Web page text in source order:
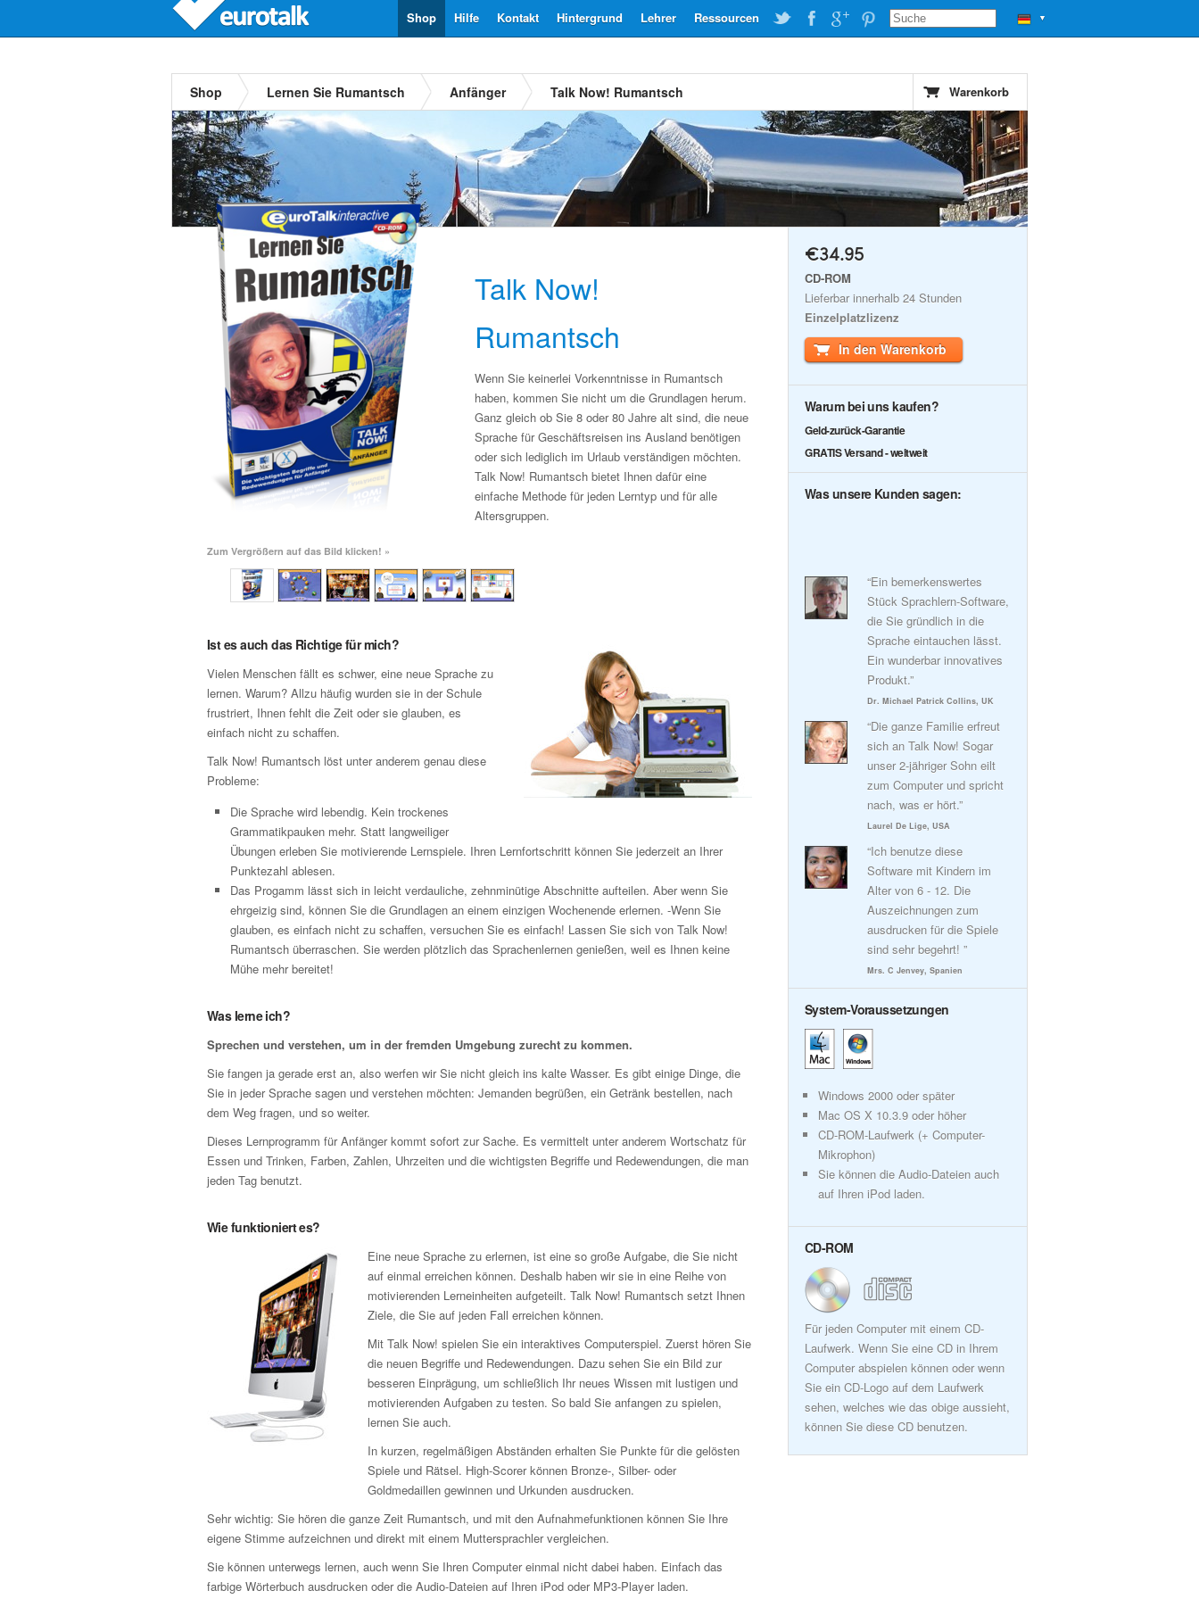
▼
Ressourcen
Lehrer
Hintergrund
Kontakt
Hilfe
Shop
Shop Lernen Sie Rumantsch Anfänger Talk Now! Rumantsch Warenkorb
Talk Now!
Rumantsch
Wenn Sie keinerlei Vorkenntnisse in Rumantsch
haben, kommen Sie nicht um die Grundlagen herum.
Ganz gleich ob Sie 8 oder 80 Jahre alt sind, die neue
Sprache für Geschäftsreisen ins Ausland benötigen
oder sich lediglich im Urlaub verständigen möchten.
Talk Now! Rumantsch bietet Ihnen dafür eine
einfache Methode für jeden Lerntyp und für alle
Altersgruppen.
Zum Vergrößern auf das Bild klicken! »
Ist es auch das Richtige für mich?
Vielen Menschen fällt es schwer, eine neue Sprache zu
lernen. Warum? Allzu häufig wurden sie in der Schule
frustriert, Ihnen fehlt die Zeit oder sie glauben, es
einfach nicht zu schaffen.
Talk Now! Rumantsch löst unter anderem genau diese
Probleme:
Die Sprache wird lebendig. Kein trockenes
Grammatikpauken mehr. Statt langweiliger
Übungen erleben Sie motivierende Lernspiele. Ihren Lernfortschritt können Sie jederzeit an Ihrer
Punktezahl ablesen.
Das Progamm lässt sich in leicht verdauliche, zehnminütige Abschnitte aufteilen. Aber wenn Sie
ehrgeizig sind, können Sie die Grundlagen an einem einzigen Wochenende erlernen. -Wenn Sie
glauben, es einfach nicht zu schaffen, versuchen Sie es einfach! Lassen Sie sich von Talk Now!
Rumantsch überraschen. Sie werden plötzlich das Sprachenlernen genießen, weil es Ihnen keine
Mühe mehr bereitet!
Was lerne ich?
Sprechen und verstehen, um in der fremden Umgebung zurecht zu kommen.
Sie fangen ja gerade erst an, also werfen wir Sie nicht gleich ins kalte Wasser. Es gibt einige Dinge, die
Sie in jeder Sprache sagen und verstehen möchten: Jemanden begrüßen, ein Getränk bestellen, nach
dem Weg fragen, und so weiter.
Dieses Lernprogramm für Anfänger kommt sofort zur Sache. Es vermittelt unter anderem Wortschatz für
Essen und Trinken, Farben, Zahlen, Uhrzeiten und die wichtigsten Begriffe und Redewendungen, die man
jeden Tag benutzt.
Wie funktioniert es?
Eine neue Sprache zu erlernen, ist eine so große Aufgabe, die Sie nicht
auf einmal erreichen können. Deshalb haben wir sie in eine Reihe von
motivierenden Lerneinheiten aufgeteilt. Talk Now! Rumantsch setzt Ihnen
Ziele, die Sie auf jeden Fall erreichen können.
Mit Talk Now! spielen Sie ein interaktives Computerspiel. Zuerst hören Sie
die neuen Begriffe und Redewendungen. Dazu sehen Sie ein Bild zur
besseren Einprägung, um schließlich Ihr neues Wissen mit lustigen und
motivierenden Aufgaben zu testen. So bald Sie anfangen zu spielen,
lernen Sie auch.
In kurzen, regelmäßigen Abständen erhalten Sie Punkte für die gelösten
Spiele und Rätsel. High-Scorer können Bronze-, Silber- oder
Goldmedaillen gewinnen und Urkunden ausdrucken.
Sehr wichtig: Sie hören die ganze Zeit Rumantsch, und mit den Aufnahmefunktionen können Sie Ihre
eigene Stimme aufzeichnen und direkt mit einem Muttersprachler vergleichen.
Sie können unterwegs lernen, auch wenn Sie Ihren Computer einmal nicht dabei haben. Einfach das
farbige Wörterbuch ausdrucken oder die Audio-Dateien auf Ihren iPod oder MP3-Player laden.
€34.95
CD-ROM
Lieferbar innerhalb 24 Stunden
Einzelplatzlizenz
In den Warenkorb
Warum bei uns kaufen?
Geld-zurück-Garantie
GRATIS Versand - weltweit
Was unsere Kunden sagen:
“Ein bemerkenswertes
Stück Sprachlern-Software,
die Sie gründlich in die
Sprache eintauchen lässt.
Ein wunderbar innovatives
Produkt.”
Dr. Michael Patrick Collins, UK
“Die ganze Familie erfreut
sich an Talk Now! Sogar
unser 2-jähriger Sohn eilt
zum Computer und spricht
nach, was er hört.”
Laurel De Lige, USA
“Ich benutze diese
Software mit Kindern im
Alter von 6 - 12. Die
Auszeichnungen zum
ausdrucken für die Spiele
sind sehr begehrt! ”
Mrs. C Jenvey, Spanien
System-Voraussetzungen
Windows 2000 oder später
Mac OS X 10.3.9 oder höher
CD-ROM-Laufwerk (+ Computer-
Mikrophon)
Sie können die Audio-Dateien auch
auf Ihren iPod laden.
CD-ROM
Für jeden Computer mit einem CD-
Laufwerk. Wenn Sie eine CD in Ihrem
Computer abspielen können oder wenn
Sie ein CD-Logo auf dem Laufwerk
sehen, welches wie das obige aussieht,
können Sie diese CD benutzen.